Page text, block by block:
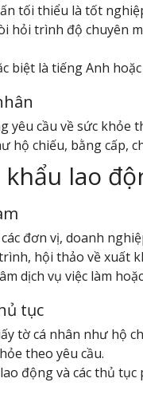
tối thiểu là tốt
hỏi trình độ chuyên
biệt là tiếng Anh
yêu cầu về sức khỏe
hộ chiếu, bằng cấp,
lao
đơn vị, doanh
hội thảo về xuất
dịch vụ việc làm
tục
tờ cá nhân như hộ
theo yêu cầu.
động và các thủ tục